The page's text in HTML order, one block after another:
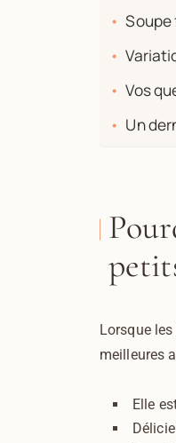
Vos
Un
Lorsque
meilleures
Elle